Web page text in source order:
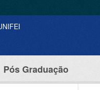
Pós Graduação